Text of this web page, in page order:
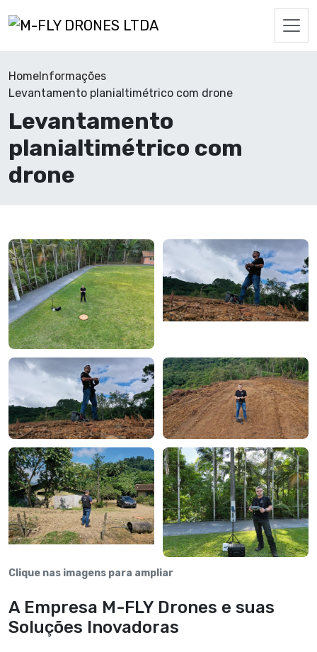
HomeInformações
Levantamento planialtimétrico com drone
Levantamento
planialtimétrico com
drone
Clique nas imagens para ampliar
A Empresa M-FLY Drones e suas
Soluções Inovadoras